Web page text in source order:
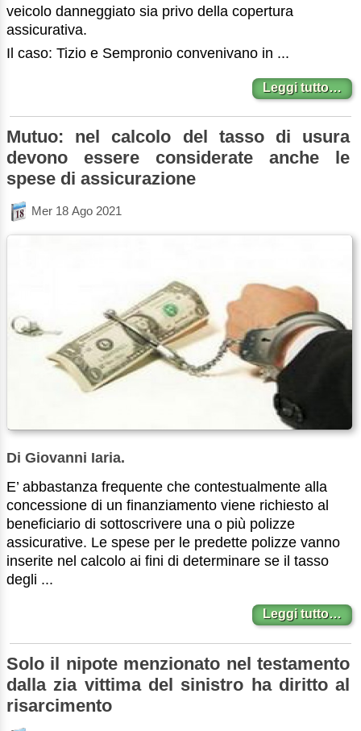
veicolo danneggiato sia privo della copertura
assicurativa.
Il caso: Tizio e Sempronio convenivano in ...
Leggi tutto…
Mutuo: nel calcolo del tasso di usura
devono essere considerate anche le
spese di assicurazione
Mer 18 Ago 2021
Di Giovanni Iaria.
E’ abbastanza frequente che contestualmente alla
concessione di un finanziamento viene richiesto al
beneficiario di sottoscrivere una o più polizze
assicurative. Le spese per le predette polizze vanno
inserite nel calcolo ai fini di determinare se il tasso
degli ...
Leggi tutto…
Solo il nipote menzionato nel testamento
dalla zia vittima del sinistro ha diritto al
risarcimento